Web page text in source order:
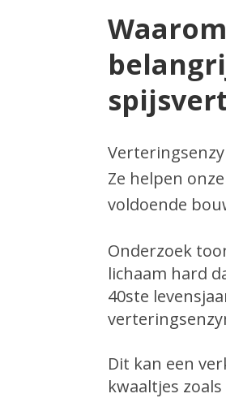
Ze helpen
voldoende
Onderzoek
lichaam hard
40ste
Dit kan een
kwaaltjes